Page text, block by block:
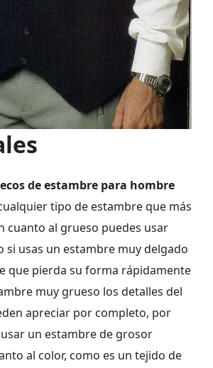
de estambre para hombre
tipo de estambre que más
cuanto al grueso puedes usar
si usas un estambre muy delgado
que pierda su forma rápidamente
muy grueso los detalles del
apreciar por completo, por
un estambre de grosor
al color, como es un tejido de